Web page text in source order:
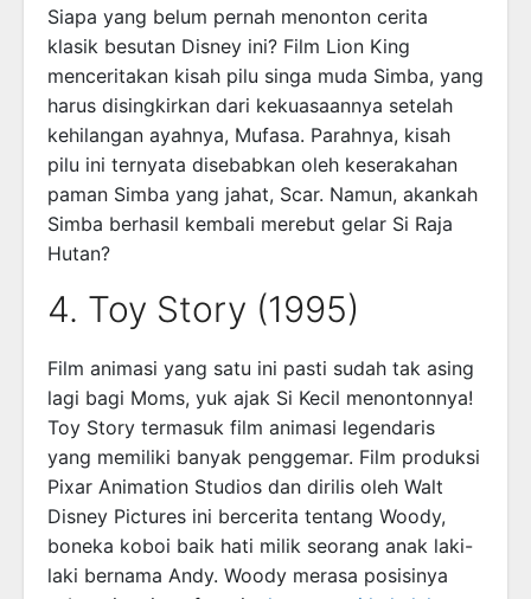
Siapa yang belum pernah menonton cerita
klasik besutan Disney ini? Film Lion King
menceritakan kisah pilu singa muda Simba, yang
harus disingkirkan dari kekuasaannya setelah
kehilangan ayahnya, Mufasa. Parahnya, kisah
pilu ini ternyata disebabkan oleh keserakahan
paman Simba yang jahat, Scar. Namun, akankah
Simba berhasil kembali merebut gelar Si Raja
Hutan?
4. Toy Story (1995)
Film animasi yang satu ini pasti sudah tak asing
lagi bagi Moms, yuk ajak Si Kecil menontonnya!
Toy Story termasuk film animasi legendaris
yang memiliki banyak penggemar. Film produksi
Pixar Animation Studios dan dirilis oleh Walt
Disney Pictures ini bercerita tentang Woody,
boneka koboi baik hati milik seorang anak laki-
laki bernama Andy. Woody merasa posisinya